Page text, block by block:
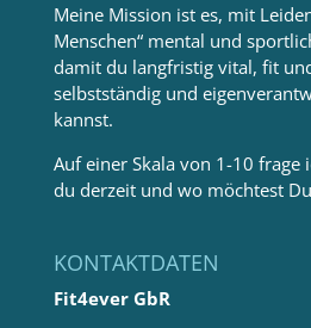
Meine Mission ist es, mit
Menschen“ mental und
damit du langfristig vital, fit
selbstständig und
kannst.
Auf einer Skala von 1-10 frage
du derzeit und wo möchtest
KONTAKTDATEN
Fit4ever GbR